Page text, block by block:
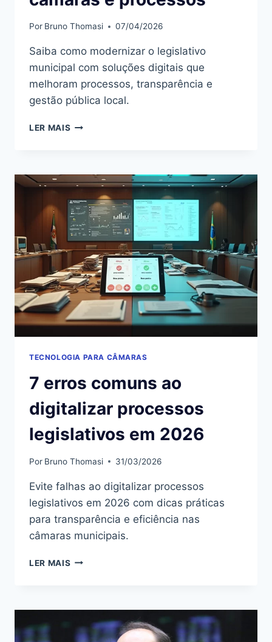
Por Bruno Thomasi 07/04/2026
Saiba como modernizar o legislativo
municipal com soluções digitais que
melhoram processos, transparência e
gestão pública local.
LER MAIS LEGISLATIVO
CÂMARAS
E
PROCESSOS
TECNOLOGIA PARA CÂMARAS
7 erros comuns ao
digitalizar processos
legislativos em 2026
Por Bruno Thomasi 31/03/2026
Evite falhas ao digitalizar processos
legislativos em 2026 com dicas práticas
para transparência e eficiência nas
câmaras municipais.
LER MAIS 7
DIGITALIZAR
PROCESSOS
LEGISLATIVOS